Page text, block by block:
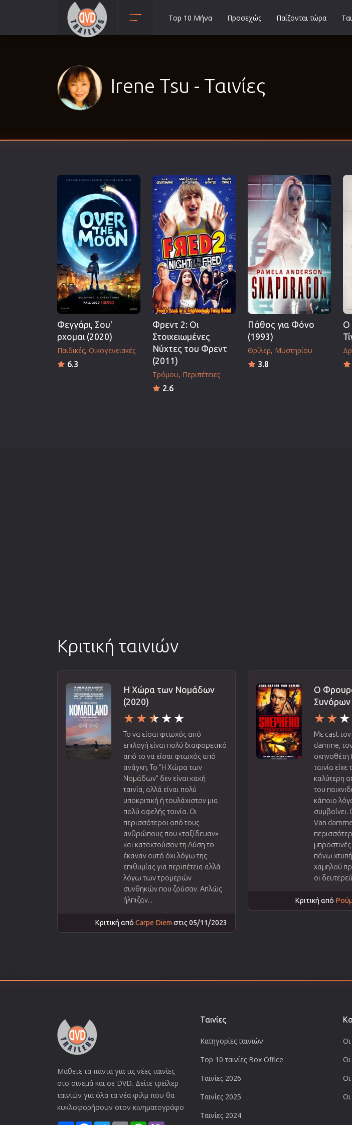
Αισθησιακές
Βιογραφίες
Δράσης
Ελληνικός Κινηματογράφος
Επιβίωσης
Επιστημονικής Φαντασίας
Εποχής
Ερωτικές
Ευρωπαικός Κινηματογράφος
Θρησκευτικές
Θρίλερ
Ιστορικές
Καταστροφής
Κλασσικές
Νεανικές
Παιδικές
Περιπέτειες
Πολεμικές
Πολεμικές Τέχνες
Πολιτική
Σπορ
Τηλεοπτικές Σειρές
Τρόμου
Φαντασίας
Φιλμ Νουάρ
Χριστουγεννιάτικες
Ρομαντικές Κωμωδίες
Top 10 Μήνα Προσεχώς Παίζονται τώρα
Irene Tsu - Ταινίες
Φεγγάρι, Σου'
ρχομαι (2020)
Παιδικές Οικογενειακές
6.3
Φρεντ 2: Οι
Στοιχειωμένες
Νύχτες του Φρεντ
(2011)
Τρόμου Περιπέτειες
2.6
Πάθος για Φόνο
(1993)
Θρίλερ Μυστηρίου
3.8
Ο
Κριτική ταινιών
Η Χώρα των Νομάδων
(2020)
Το να είσαι φτωχός από
επιλογή είναι πολύ διαφορετικό
από το να είσαι φτωχός από
ανάγκη. Το "Η Χώρα των
Νομάδων" δεν είναι κακή
ταινία, αλλά είναι πολύ
υποκριτική ή τουλάχιστον μια
πολύ αφελής ταινία. Οι
περισσότεροι από τους
ανθρώπους που «ταξίδευαν»
και κατακτούσαν τη Δύση το
έκαναν αυτό όχι λόγω της
επιθυμίας για περιπέτεια αλλά
λόγω των τρομερών
συνθηκών που ζούσαν. Απλώς
ήλπιζαν...
Κριτική από Carpe Diem στις 05/11/2023
Ο
Συνόρων
Με cast
damme,
σκηνοθέτη
ταινία είχε
καλύτερη
του
κάποιο
συμβαίνει.
Van damme
πάνω
χαμηλού
οι
Κριτική από
Μάθετε τα πάντα για τις νέες ταινίες
στο σινεμά και σε DVD. Δείτε τρείλερ
ταινιών για όλα τα νέα φιλμ που θα
κυκλοφορήσουν στον κινηματογράφο
Ταινίες
Κατηγορίες ταινιών
Top 10 ταινίες Box Office
Ταινίες 2026
Ταινίες 2025
Ταινίες 2024